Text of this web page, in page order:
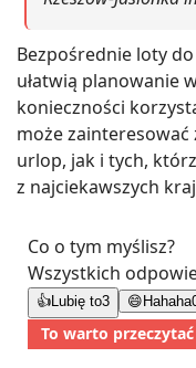
Bezpośrednie loty
ułatwią planowanie
konieczności
może zainteresować
urlop, jak i tych,
z najciekawszych
Co o tym myślisz?
Wszystkich
👍Lubię to3 😄Hahaha
To warto przeczytać